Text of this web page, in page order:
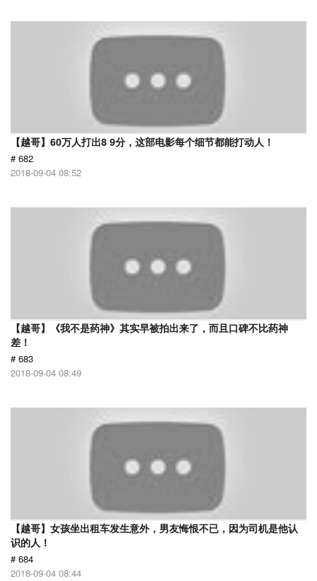
【越哥】60万人打出8 9分，这部电影每个细节都能打动人！
# 682
2018-09-04 08:52
【越哥】《我不是药神》其实早被拍出来了，而且口碑不比药神
差！
# 683
2018-09-04 08:49
【越哥】女孩坐出租车发生意外，男友悔恨不已，因为司机是他认
识的人！
# 684
2018-09-04 08:44